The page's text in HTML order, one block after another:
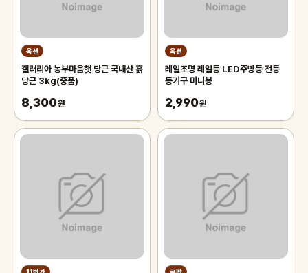
옥션
갤러리아 농부마음햇 당근 국내산 흙
당근 3kg(중품)
8,300원
옥션
레일조명 레일등 LED주방등 전등
등기구 미니봉
2,990원